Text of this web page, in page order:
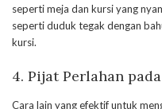
seperti meja dan kursi yang
seperti duduk tegak dengan
kursi.
4. Pijat Perlahan
Cara lain yang efektif untuk